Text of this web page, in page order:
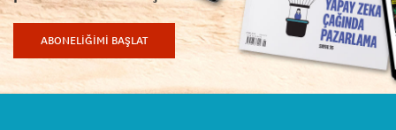
ABONELİĞİMİ BAŞLAT